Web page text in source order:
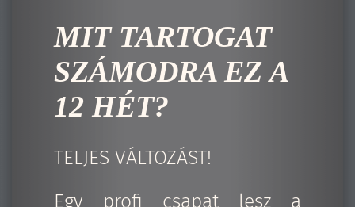
MIT TARTOGAT
SZÁMODRA EZ A
12 HÉT?
TELJES VÁLTOZÁST!
Egy profi csapat lesz a